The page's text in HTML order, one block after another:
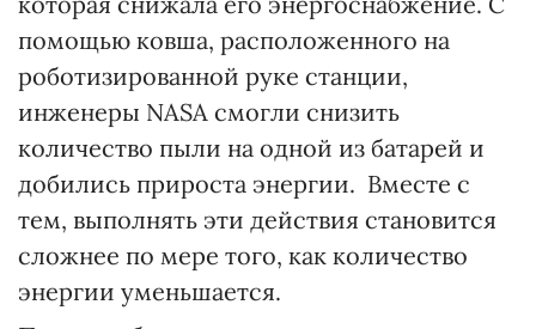
помощью ковша, расположенного на
роботизированной руке станции,
инженеры NASA смогли снизить
количество пыли на одной из батарей и
добились прироста энергии. Вместе с
тем, выполнять эти действия становится
сложнее по мере того, как количество
энергии уменьшается.